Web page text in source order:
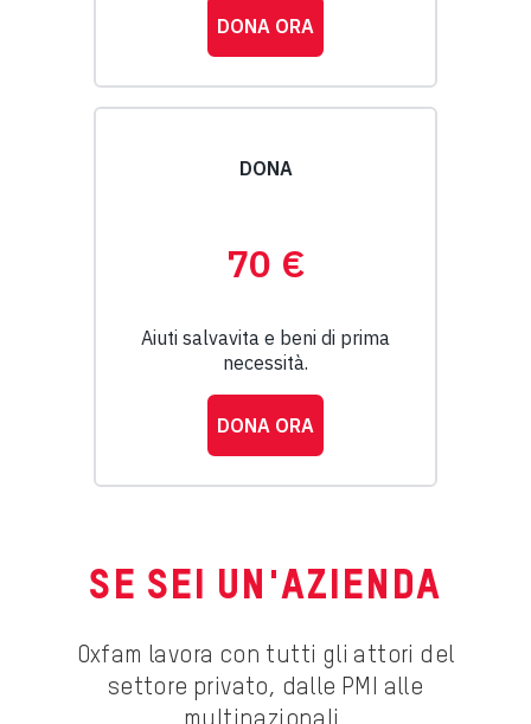
SE SEI UN'AZIENDA
Oxfam lavora con tutti gli attori del
settore privato, dalle PMI alle